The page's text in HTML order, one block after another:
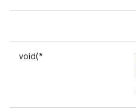
void(*